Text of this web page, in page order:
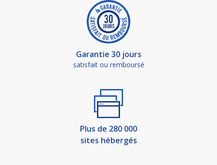
Garantie 30 jours
satisfait ou remboursé
Plus de 280 000
sites hébergés